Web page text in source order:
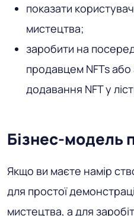
показати
мистецтва;
заробити на
продавцем NFTs
додавання NFT у
Бізнес-модель
Якщо ви маєте намір
для простої
мистецтва, а для